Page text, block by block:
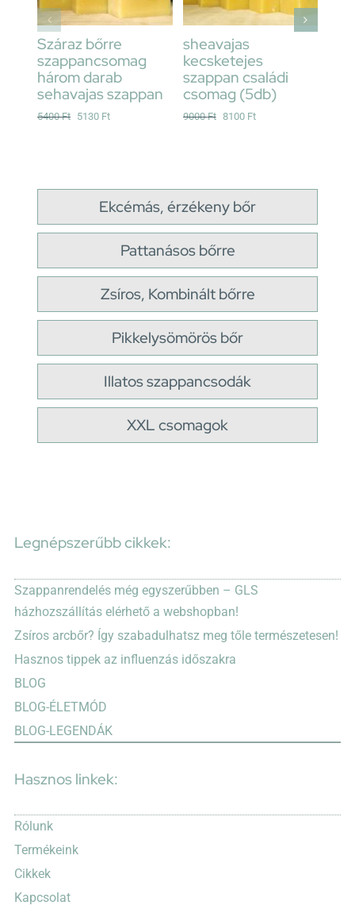
Száraz bőrre
szappancsomag
három darab
sehavajas szappan
5400Ft Original
5130 FtCurrent
sheavajas
kecsketejes
szappan családi
csomag (5db)
9000Ft Original
8100 FtCurrent
Ekcémás, érzékeny bőr
Pattanásos bőrre
Zsíros, Kombinált bőrre
Pikkelysömörös bőr
Illatos szappancsodák
XXL csomagok
Legnépszerűbb cikkek:
Szappanrendelés még egyszerűbben – GLS
házhozszállítás elérhető a webshopban!
Zsíros arcbőr? Így szabadulhatsz meg tőle természetesen!
Hasznos tippek az influenzás időszakra
BLOG
BLOG-ÉLETMÓD
BLOG-LEGENDÁK
Hasznos linkek:
Rólunk
Termékeink
Cikkek
Kapcsolat